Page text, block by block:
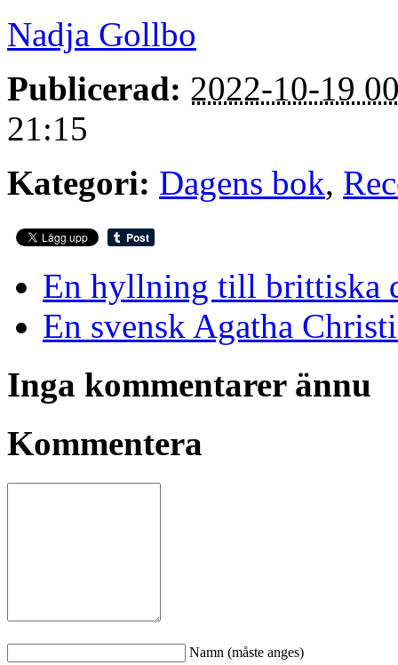
Nadja Gollbo
Publicerad: 2022-10-19
21:15
Kategori: Dagens bok,
En hyllning till brittiska
En svensk Agatha
Inga kommentarer ännu
Kommentera
Namn (måste anges)